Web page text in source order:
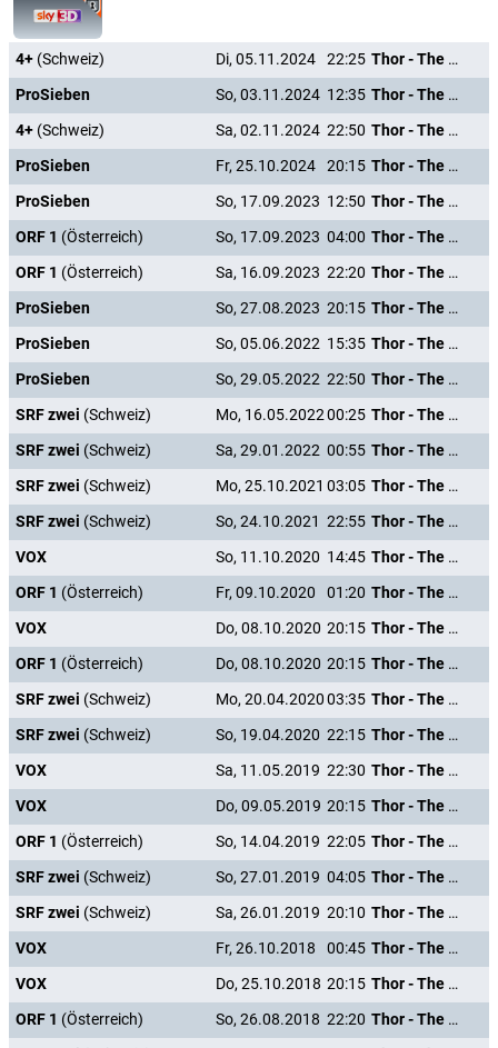
4+ (Schweiz) Di, 05.11.2024 22:25
Thor - The Dark Kingdom
ProSieben
So, 03.11.2024 12:35
Thor - The Dark Kingdom
4+ (Schweiz) Sa, 02.11.2024 22:50
Thor - The Dark Kingdom
ProSieben
Fr, 25.10.2024 20:15
Thor - The Dark Kingdom
ProSieben
So, 17.09.2023 12:50
Thor - The Dark Kingdom
ORF 1 (Österreich) So, 17.09.2023 04:00
Thor - The Dark Kingdom
ORF 1 (Österreich) Sa, 16.09.2023 22:20
Thor - The Dark Kingdom
ProSieben
So, 27.08.2023 20:15
Thor - The Dark Kingdom
ProSieben
So, 05.06.2022 15:35
Thor - The Dark Kingdom
ProSieben
So, 29.05.2022 22:50
Thor - The Dark Kingdom
SRF zwei (Schweiz) Mo, 16.05.202200:25
Thor - The Dark Kingdom
SRF zwei (Schweiz) Sa, 29.01.2022 00:55
Thor - The Dark Kingdom
SRF zwei (Schweiz) Mo, 25.10.2021 03:05
Thor - The Dark Kingdom
SRF zwei (Schweiz) So, 24.10.2021 22:55
Thor - The Dark Kingdom
VOX
So, 11.10.2020 14:45
Thor - The Dark Kingdom
ORF 1 (Österreich) Fr, 09.10.2020 01:20
Thor - The Dark Kingdom
VOX
Do, 08.10.2020 20:15
Thor - The Dark Kingdom
ORF 1 (Österreich) Do, 08.10.2020 20:15
Thor - The Dark Kingdom
SRF zwei (Schweiz) Mo, 20.04.202003:35
Thor - The Dark Kingdom
SRF zwei (Schweiz) So, 19.04.2020 22:15
Thor - The Dark Kingdom
VOX
Sa, 11.05.2019 22:30
Thor - The Dark Kingdom
VOX
Do, 09.05.2019 20:15
Thor - The Dark Kingdom
ORF 1 (Österreich) So, 14.04.2019 22:05
Thor - The Dark Kingdom
SRF zwei (Schweiz) So, 27.01.2019 04:05
Thor - The Dark Kingdom
SRF zwei (Schweiz) Sa, 26.01.2019 20:10
Thor - The Dark Kingdom
VOX
Fr, 26.10.2018 00:45
Thor - The Dark Kingdom
VOX
Do, 25.10.2018 20:15
Thor - The Dark Kingdom
ORF 1 (Österreich) So, 26.08.2018 22:20
Thor - The Dark Kingdom